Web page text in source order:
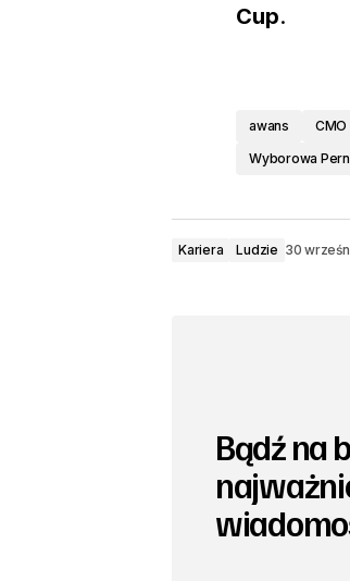
Cup.
awans CMO
Wyborowa
Kariera Ludzie 30
Bądź na